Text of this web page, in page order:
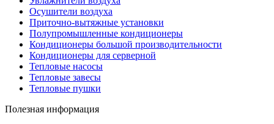
Осушители воздуха
Приточно-вытяжные установки
Полупромышленные кондиционеры
Кондиционеры большой производительности
Кондиционеры для серверной
Тепловые насосы
Тепловые завесы
Тепловые пушки
Полезная информация